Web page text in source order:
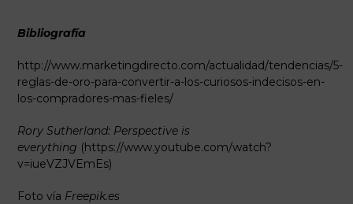
Bibliografía
http://www.marketingdirecto.com/actualidad/tendencias/5-
reglas-de-oro-para-convertir-a-los-curiosos-indecisos-en-
los-compradores-mas-fieles/
Rory Sutherland: Perspective is
everything (https://www.youtube.com/watch?
v=iueVZJVEmEs)
Foto vía Freepik.es